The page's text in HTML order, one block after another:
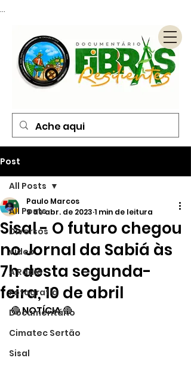
Post
All Posts
Diversos
vídeo
A Rádio
Fotografia
Documentário
Cimatec Sertão
Sisal
All Posts
Sisal - O futuro chegou
no Jornal da Sabiá às
7h desta segunda-
feira, 10 de abril
Paulo Marcos
9 de abr. de 2023 1 min de leitura
🔴 NOTÍCIA 🔴